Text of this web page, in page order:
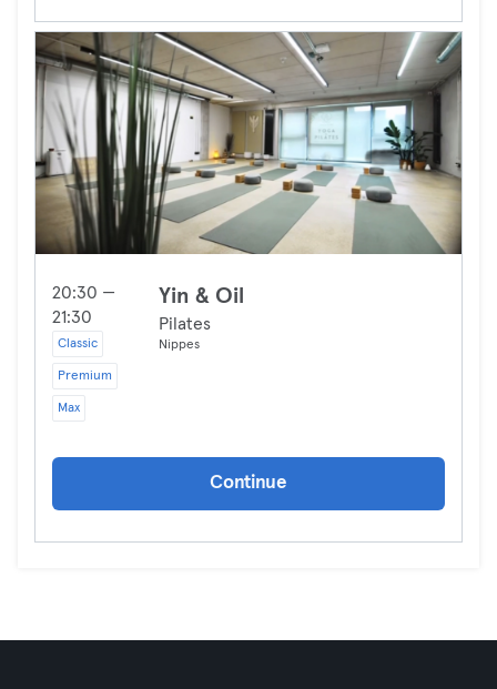
20:30 —
21:30
Classic
Premium
Max
Yin & Oil
Pilates
Nippes
Continue